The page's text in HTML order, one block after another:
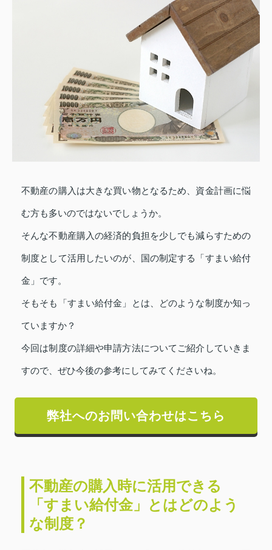
不動産の購入は大きな買い物となるため、資金計画に悩
む方も多いのではないでしょうか。
そんな不動産購入の経済的負担を少しでも減らすための
制度として活用したいのが、国の制定する「すまい給付
金」です。
そもそも「すまい給付金」とは、どのような制度か知っ
ていますか？
今回は制度の詳細や申請方法についてご紹介していきま
すので、ぜひ今後の参考にしてみてくださいね。
弊社へのお問い合わせはこちら
不動産の購入時に活用できる
「すまい給付金」とはどのよう
な制度？